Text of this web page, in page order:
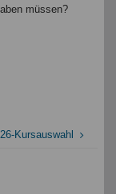
müssen?
Kursauswahl